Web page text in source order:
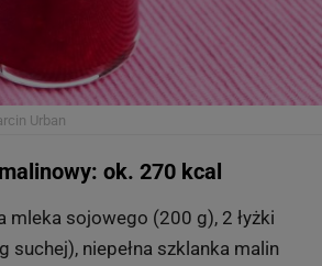
Urban
ok. 270 kcal
mleka sojowego (200 g), 2 łyżki
suchej), niepełna szklanka malin